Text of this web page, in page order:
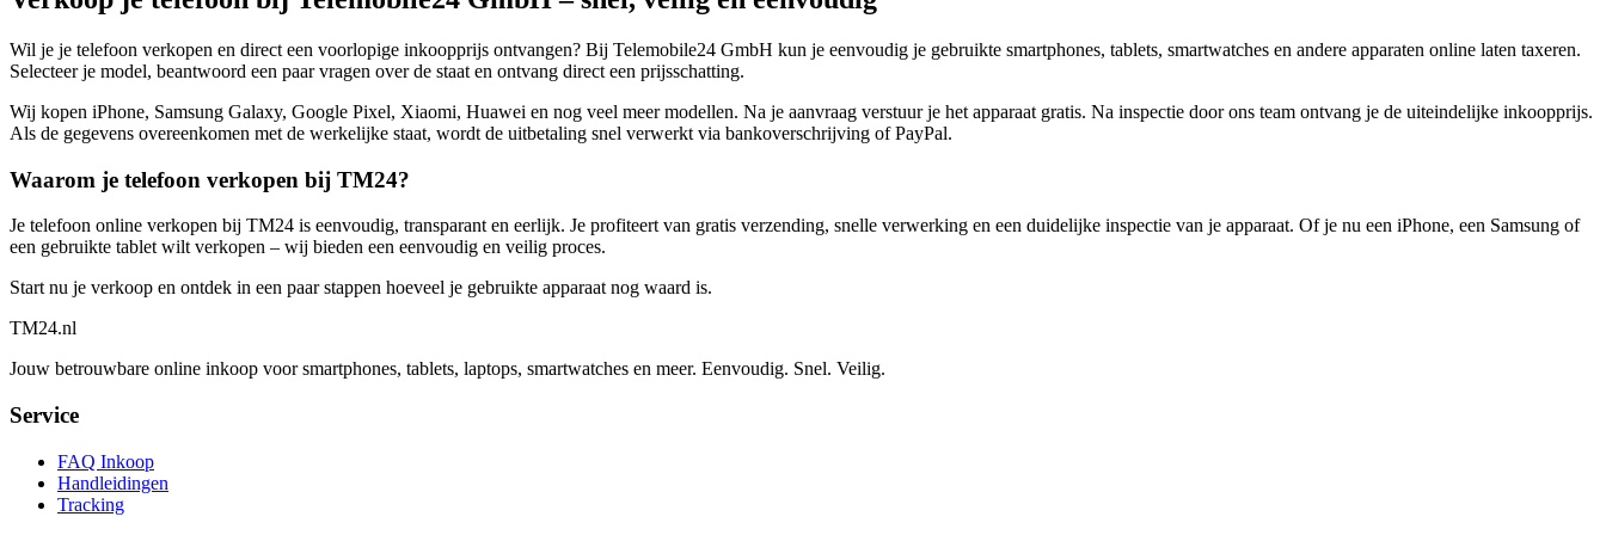
Wil je je telefoon verkopen en direct een voorlopige inkoopprijs ontvangen? Bij Telemobile24 GmbH kun je eenvoudig je gebruikte smartphones, tablets, smartwatches en andere apparaten online laten taxeren.
Selecteer je model, beantwoord een paar vragen over de staat en ontvang direct een prijsschatting.
Wij kopen iPhone, Samsung Galaxy, Google Pixel, Xiaomi, Huawei en nog veel meer modellen. Na je aanvraag verstuur je het apparaat gratis. Na inspectie door ons team ontvang je de uiteindelijke inkoopprijs.
Als de gegevens overeenkomen met de werkelijke staat, wordt de uitbetaling snel verwerkt via bankoverschrijving of PayPal.
Waarom je telefoon verkopen bij TM24?
Je telefoon online verkopen bij TM24 is eenvoudig, transparant en eerlijk. Je profiteert van gratis verzending, snelle verwerking en een duidelijke inspectie van je apparaat. Of je nu een iPhone, een Samsung of
een gebruikte tablet wilt verkopen – wij bieden een eenvoudig en veilig proces.
Start nu je verkoop en ontdek in een paar stappen hoeveel je gebruikte apparaat nog waard is.
TM24.nl
Jouw betrouwbare online inkoop voor smartphones, tablets, laptops, smartwatches en meer. Eenvoudig. Snel. Veilig.
Service
FAQ Inkoop
Handleidingen
Tracking